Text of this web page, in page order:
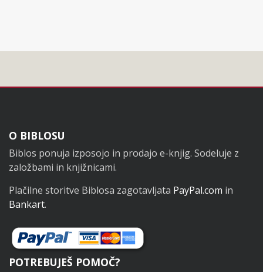
Noga
O BIBLOSU
Biblos ponuja izposojo in prodajo e-knjig. Sodeluje z
založbami in knjižnicami.
Plačilne storitve Biblosa zagotavljata PayPal.com in
Bankart.
POTREBUJEŠ POMOČ?